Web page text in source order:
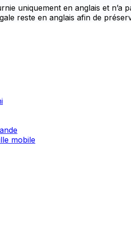
uniquement en anglais et
reste en anglais afin de
mobile